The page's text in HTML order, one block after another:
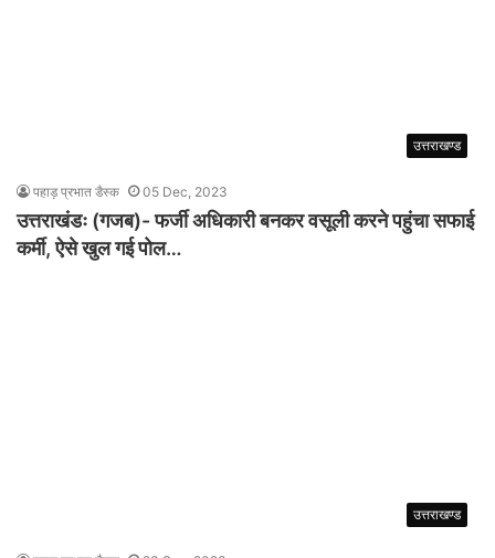
उत्तराखण्ड
पहाड़ प्रभात डैस्क 05 Dec, 2023
उत्तराखंडः (गजब)- फर्जी अधिकारी बनकर वसूली करने पहुंचा सफाई
कर्मी, ऐसे खुल गई पोल…
उत्तराखण्ड